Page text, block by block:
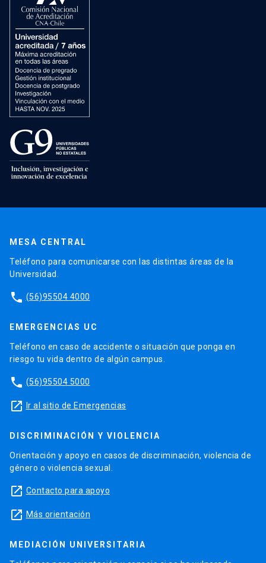
MESA CENTRAL
Teléfono para comunicarse con las distintas áreas de la
Universidad.
phone (56)95504 4000
EMERGENCIAS UC
Teléfono en caso de accidente o situación que ponga en
riesgo tu vida dentro de algún campus.
phone (56)95504 5000
launch Ir al sitio de Emergencias
DISCRIMINACIÓN Y VIOLENCIA
Orientación y apoyo en casos de discriminación, violencia de
género o violencia sexual.
launch Contacto para apoyo
launch Más orientación
MEDIACIÓN UNIVERSITARIA